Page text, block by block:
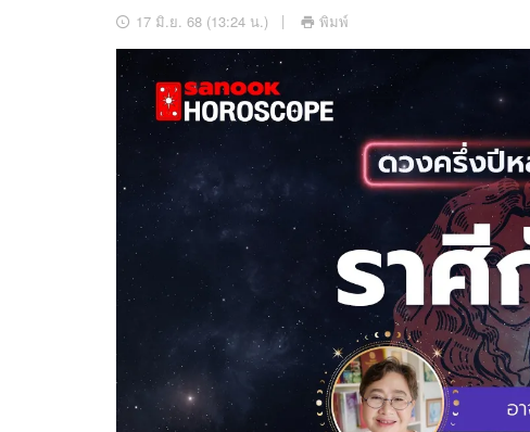
อัปเดตจีน
เช็กข่าวชัวร์
ดาวน์โหลดสนุกแอปฟรี ติดตามสนุกโซเชียลได้ที่
สงวนลิขสิทธิ์ © 2569 บริษัท อิมเมจ ฟิวเจอร์ (ประเทศไทย) จำกัด
17 มิ.ย. 68 (13:24 น.) พิมพ์